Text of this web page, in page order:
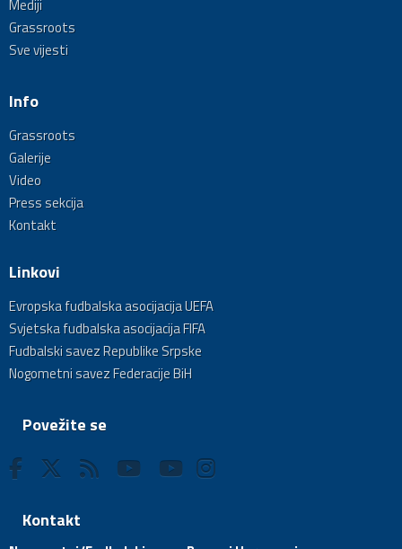
Mediji
Grassroots
Sve vijesti
Info
Grassroots
Galerije
Video
Press sekcija
Kontakt
Linkovi
Evropska fudbalska asocijacija UEFA
Svjetska fudbalska asocijacija FIFA
Fudbalski savez Republike Srpske
Nogometni savez Federacije BiH
Povežite se
Kontakt